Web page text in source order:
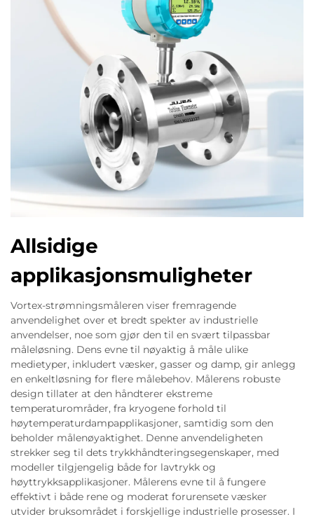
Allsidige
applikasjonsmuligheter
Vortex-strømningsmåleren viser fremragende
anvendelighet over et bredt spekter av industrielle
anvendelser, noe som gjør den til en svært tilpassbar
måleløsning. Dens evne til nøyaktig å måle ulike
medietyper, inkludert væsker, gasser og damp, gir anlegg
en enkeltløsning for flere målebehov. Målerens robuste
design tillater at den håndterer ekstreme
temperaturområder, fra kryogene forhold til
høytemperaturdampapplikasjoner, samtidig som den
beholder målenøyaktighet. Denne anvendeligheten
strekker seg til dets trykkhåndteringsegenskaper, med
modeller tilgjengelig både for lavtrykk og
høyttrykksapplikasjoner. Målerens evne til å fungere
effektivt i både rene og moderat forurensete væsker
utvider bruksområdet i forskjellige industrielle prosesser. I